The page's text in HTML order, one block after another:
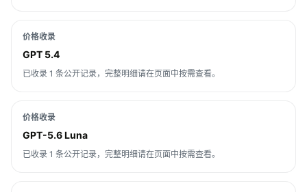
价格收录
GPT 5.4
已收录 1 条公开记录，完整明细请在页面中按需查看。
价格收录
GPT-5.6 Luna
已收录 1 条公开记录，完整明细请在页面中按需查看。